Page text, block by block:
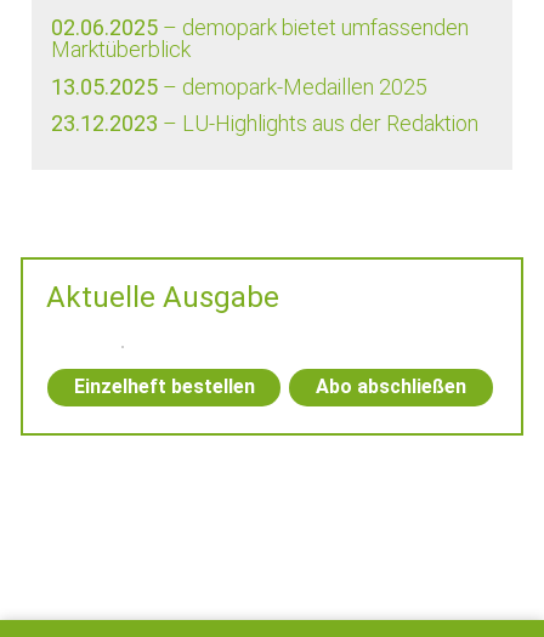
02.06.2025 – demopark bietet umfassenden
Marktüberblick
13.05.2025 – demopark-Medaillen 2025
23.12.2023 – LU-Highlights aus der Redaktion
Aktuelle Ausgabe
Einzelheft bestellen Abo abschließen